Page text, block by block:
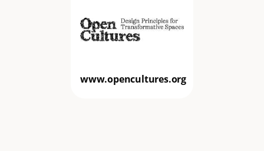
www.opencultures.org